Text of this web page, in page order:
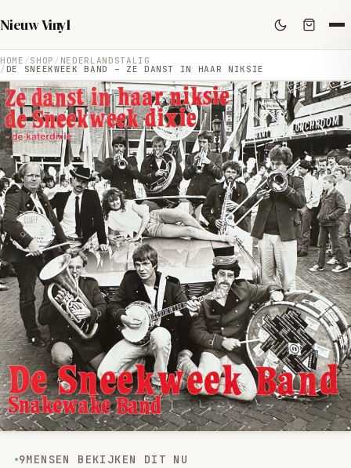
Nieuw Vinyl
HOME SHOP NEDERLANDSTALIG
DE SNEEKWEEK BAND – ZE DANST IN HAAR NIKSIE
9MENSEN BEKIJKEN DIT NU